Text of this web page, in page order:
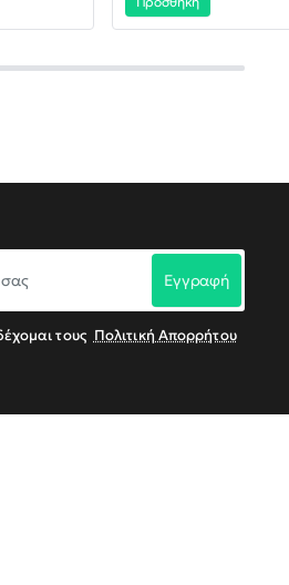
Εγγραφή
τους Πολιτική Απορρήτου